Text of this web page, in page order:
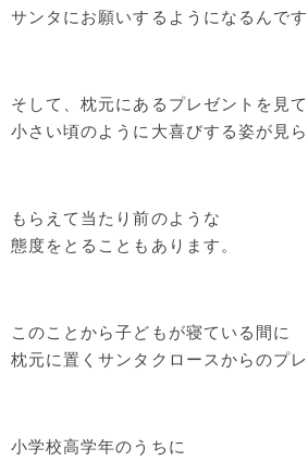
サンタにお願いするようになるんです
そして、枕元にあるプレゼントを見て
小さい頃のように大喜びする姿が見
もらえて当たり前のような
態度をとることもあります。
このことから子どもが寝ている間に
枕元に置くサンタクロースからのプ
小学校高学年のうちに